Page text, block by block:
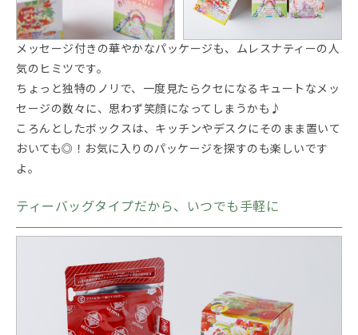
メッセージ付きの華やかなパッケージも、ムレスナティーの人
気のヒミツです。
ちょっと独特のノリで、一度見たらクセになるキュートなメッ
セージの数々に、思わず笑顔になってしまうかも♪
ころんとしたボックスは、キッチンやデスクにそのまま置いて
おいても◎！お気に入りのパッケージを探すのも楽しいです
よ。
ティーバッグタイプだから、いつでも手軽に